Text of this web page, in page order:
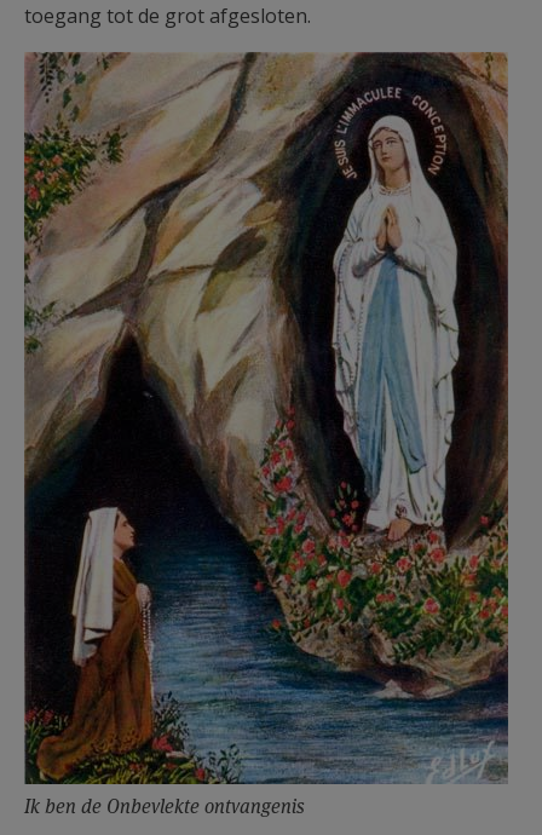
toegang tot de grot afgesloten.
Ik ben de Onbevlekte ontvangenis